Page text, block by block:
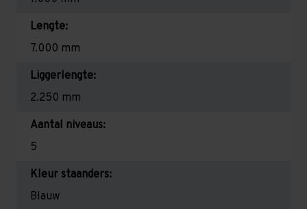
Lengte:
7.000 mm
Liggerlengte:
2.250 mm
Aantal niveaus:
5
Kleur staanders:
Blauw